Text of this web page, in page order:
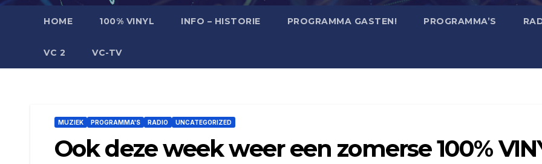
HOME 100% VINYL INFO – HISTORIE PROGRAMMA GASTEN! PROGRAMMA’S
VC 2 VC-TV
MUZIEK PROGRAMMA'S RADIO UNCATEGORIZED
Ook deze week weer een zomerse 100%